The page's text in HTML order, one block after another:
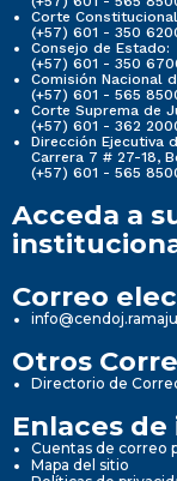
Corte
(+57) 601 - 350
Consejo de Estado:
(+57) 601 - 350
Comisión Nacional
(+57) 601 - 565
Corte Suprema de
(+57) 601 - 362
Dirección Ejecutiva
Carrera 7 # 27-18,
(+57) 601 - 565
Acceda a
Correo
Otros
Directorio de
Enlaces
Cuentas de correo
Mapa del sitio